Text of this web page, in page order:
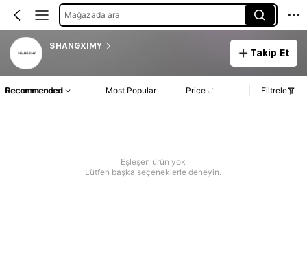
Mağazada ara
SHANGXIMY
Takip Et
Recommended Most Popular Price Filtrele
Eşleşen ürün yok
Lütfen başka seçeneklerle deneyin.